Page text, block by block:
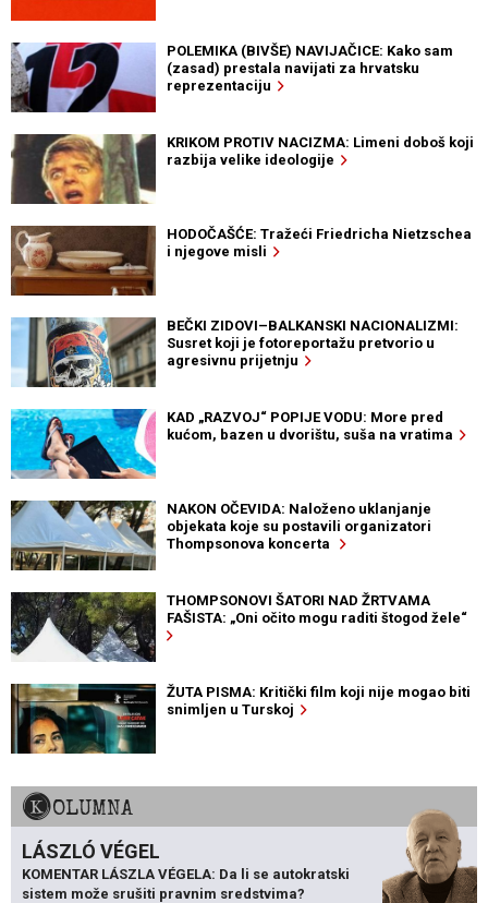
POLEMIKA (BIVŠE) NAVIJAČICE: Kako sam
(zasad) prestala navijati za hrvatsku
reprezentaciju
KRIKOM PROTIV NACIZMA: Limeni doboš koji
razbija velike ideologije
HODOČAŠĆE: Tražeći Friedricha Nietzschea
i njegove misli
BEČKI ZIDOVI–BALKANSKI NACIONALIZMI:
Susret koji je fotoreportažu pretvorio u
agresivnu prijetnju
KAD „RAZVOJ“ POPIJE VODU: More pred
kućom, bazen u dvorištu, suša na vratima
NAKON OČEVIDA: Naloženo uklanjanje
objekata koje su postavili organizatori
Thompsonova koncerta
THOMPSONOVI ŠATORI NAD ŽRTVAMA
FAŠISTA: „Oni očito mogu raditi štogod žele“
ŽUTA PISMA: Kritički film koji nije mogao biti
snimljen u Turskoj
KOLUMNA
LÁSZLÓ VÉGEL
KOMENTAR LÁSZLA VÉGELA: Da li se autokratski
sistem može srušiti pravnim sredstvima?